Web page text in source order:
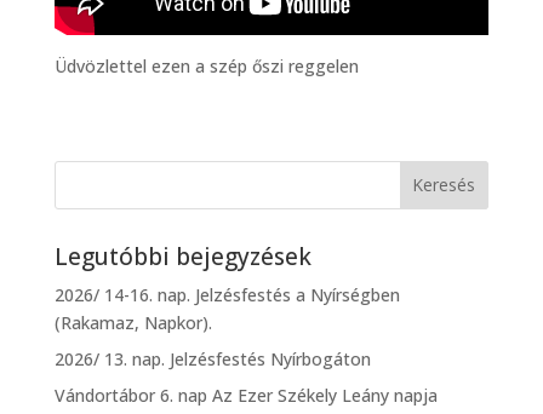
Üdvözlettel ezen a szép őszi reggelen
Legutóbbi bejegyzések
2026/ 14-16. nap. Jelzésfestés a Nyírségben
(Rakamaz, Napkor).
2026/ 13. nap. Jelzésfestés Nyírbogáton
Vándortábor 6. nap Az Ezer Székely Leány napja